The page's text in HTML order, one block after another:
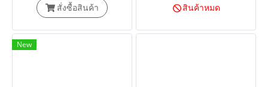
อย่างยั่งยืนได้อย่างไร เมื่อ
อาจไม่ใช่คำตอบอีกต่อไป
สั่งซื้อสินค้า สินค้าหมด
New